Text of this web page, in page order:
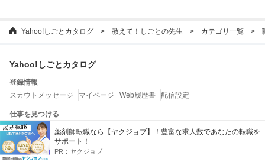
Yahoo!しごとカタログ 教えて！しごとの先生 カテゴリ一覧
薬剤師転職なら【ヤクジョブ】！豊富な求人数であなたの転職を
サポート！
PR： ヤクジョブ
Yahoo!しごとカタログ
登録情報
スカウトメッセージ
マイページ Web履歴書 配信設定
仕事を見つける
企業を探す
特徴から企業を探す
ランキングから企業を探す
転職エージェントを探す
お役立ちコンテンツ